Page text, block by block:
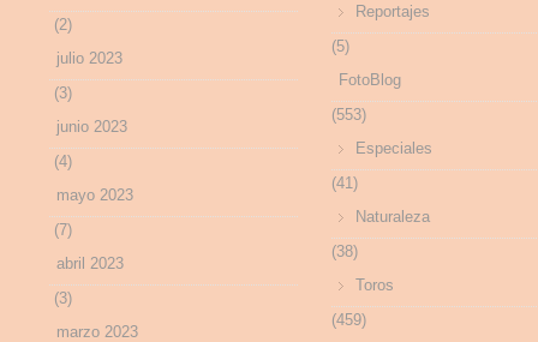
(2)
julio 2023
(3)
junio 2023
(4)
mayo 2023
(7)
abril 2023
(3)
marzo 2023
Reportajes
(5)
FotoBlog
(553)
Especiales
(41)
Naturaleza
(38)
Toros
(459)